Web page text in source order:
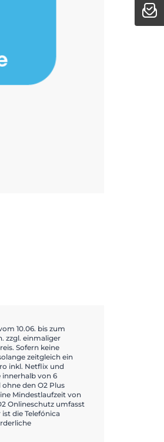
10.06. bis zum
zzgl. einmaliger
Sofern keine
zeitgleich ein
inkl. Netflix und
innerhalb von 6
den O2 Plus
Mindestlaufzeit von
Onlineschutz umfasst
die Telefónica